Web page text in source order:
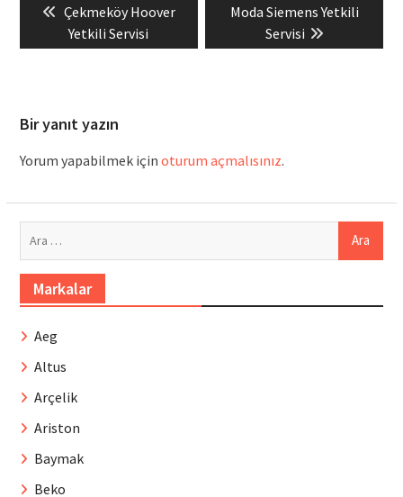
gezinmesi
Previous
post:
Çekmeköy Hoover
Yetkili Servisi
Next
Moda Siemens Yetkili
Servisi
Bir yanıt yazın
Yorum yapabilmek için oturum açmalısınız.
Markalar
Aeg
Altus
Arçelik
Ariston
Baymak
Beko